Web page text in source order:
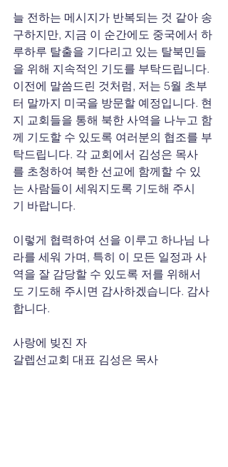
늘 전하는 메시지가 반복되는 것 같아 송
구하지만, 지금 이 순간에도 중국에서 하
루하루 탈출을 기다리고 있는 탈북민들
을 위해 지속적인 기도를 부탁드립니다.
이전에 말씀드린 것처럼, 저는 5월 초부
터 말까지 미국을 방문할 예정입니다. 현
지 교회들을 통해 북한 사역을 나누고 함
께 기도할 수 있도록 여러분의 협조를 부
탁드립니다. 각 교회에서 김성은 목사
를 초청하여 북한 선교에 함께할 수 있
는 사람들이 세워지도록 기도해 주시
기 바랍니다.
이렇게 협력하여 선을 이루고 하나님 나
라를 세워 가며, 특히 이 모든 일정과 사
역을 잘 감당할 수 있도록 저를 위해서
도 기도해 주시면 감사하겠습니다. 감사
합니다.
사랑에 빚진 자
갈렙선교회 대표 김성은 목사